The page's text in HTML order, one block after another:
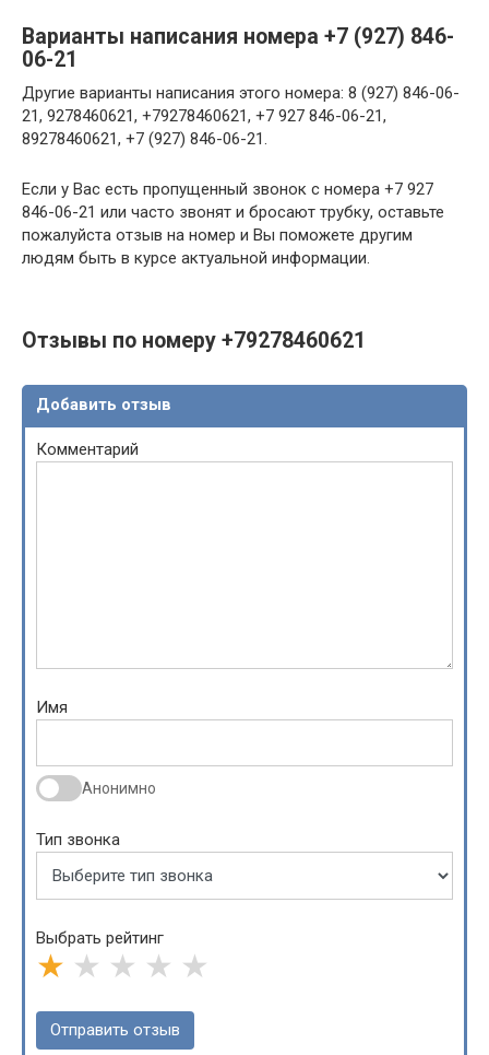
Варианты написания номера +7 (927) 846-
06-21
Другие варианты написания этого номера: 8 (927) 846-06-
21, 9278460621, +79278460621, +7 927 846-06-21,
89278460621, +7 (927) 846-06-21.
Если у Вас есть пропущенный звонок с номера +7 927
846-06-21 или часто звонят и бросают трубку, оставьте
пожалуйста отзыв на номер и Вы поможете другим
людям быть в курсе актуальной информации.
Отзывы по номеру +79278460621
Добавить отзыв
Комментарий
Имя
Анонимно
Тип звонка
Выбрать рейтинг
★ ★ ★ ★ ★